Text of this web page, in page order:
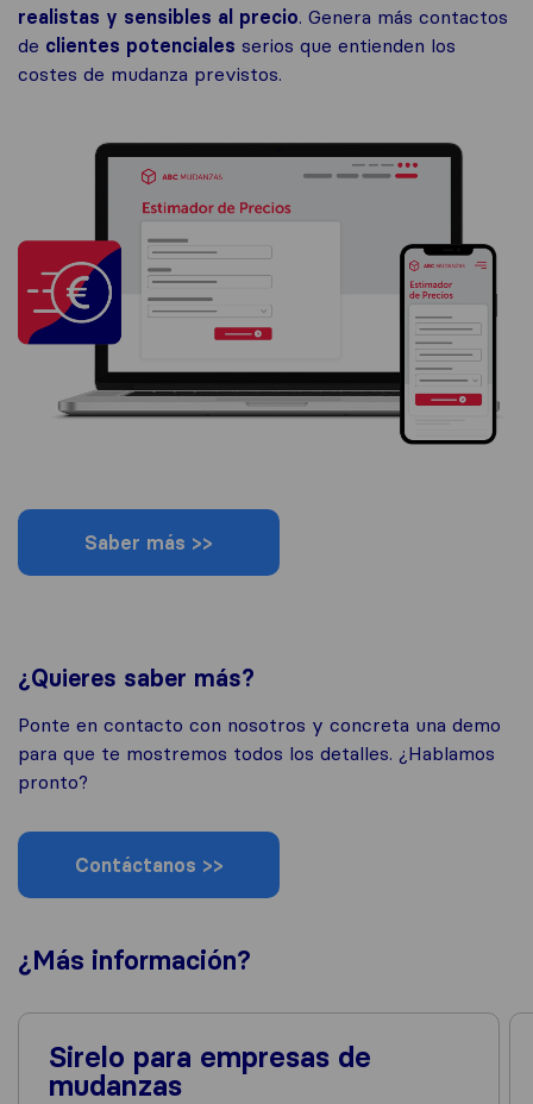
realistas y sensibles al precio. Genera más contactos
de clientes potenciales serios que entienden los
costes de mudanza previstos.
Saber más >>
¿Quieres saber más?
Ponte en contacto con nosotros y concreta una demo
para que te mostremos todos los detalles. ¿Hablamos
pronto?
Contáctanos >>
¿Más información?
Sirelo para empresas de
mudanzas